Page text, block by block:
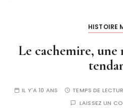
HISTOIRE
Le cachemire,
IL Y'A 10 ANS TEMPS DE
LAISSEZ UN